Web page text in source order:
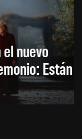
nuevo
Están